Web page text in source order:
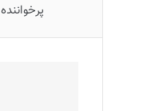
پرخواننده